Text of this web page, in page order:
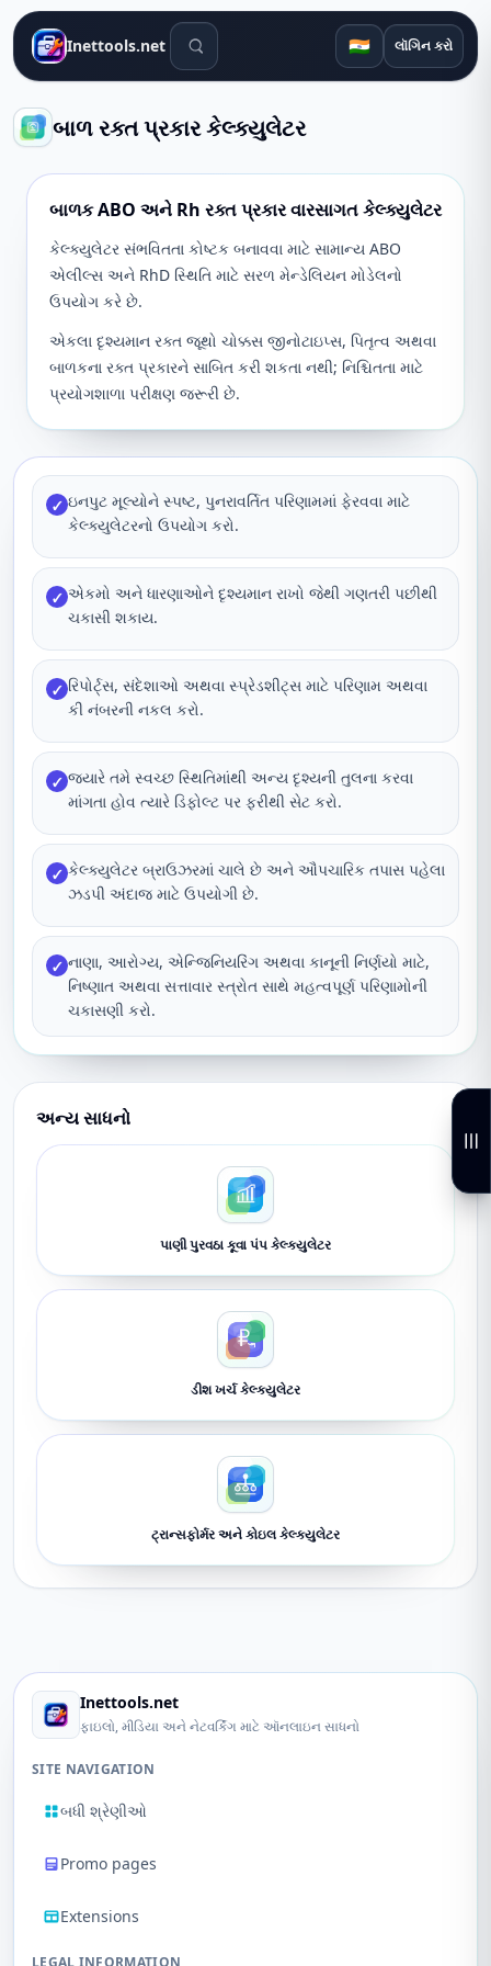
Inettools.net શોધ સાધનો 🇮🇳 લૉગિન કરો
બાળ રક્ત પ્રકાર કેલ્ક્યુલેટર
બાળક ABO અને Rh રક્ત પ્રકાર વારસાગત કેલ્ક્યુલેટર
કેલ્ક્યુલેટર સંભવિતતા કોષ્ટક બનાવવા માટે સામાન્ય ABO
એલીલ્સ અને RhD સ્થિતિ માટે સરળ મેન્ડેલિયન મોડેલનો
ઉપયોગ કરે છે.
એકલા દૃશ્યમાન રક્ત જૂથો ચોક્કસ જીનોટાઇપ્સ, પિતૃત્વ અથવા
બાળકના રક્ત પ્રકારને સાબિત કરી શકતા નથી; નિશ્ચિતતા માટે
પ્રયોગશાળા પરીક્ષણ જરૂરી છે.
✓ ઇનપુટ મૂલ્યોને સ્પષ્ટ, પુનરાવર્તિત પરિણામમાં ફેરવવા માટે
કેલ્ક્યુલેટરનો ઉપયોગ કરો.
✓ એકમો અને ધારણાઓને દૃશ્યમાન રાખો જેથી ગણતરી પછીથી
ચકાસી શકાય.
✓ રિપોર્ટ્સ, સંદેશાઓ અથવા સ્પ્રેડશીટ્સ માટે પરિણામ અથવા
કી નંબરની નકલ કરો.
✓ જ્યારે તમે સ્વચ્છ સ્થિતિમાંથી અન્ય દૃશ્યની તુલના કરવા
માંગતા હોવ ત્યારે ડિફોલ્ટ પર ફરીથી સેટ કરો.
✓ કેલ્ક્યુલેટર બ્રાઉઝરમાં ચાલે છે અને ઔપચારિક તપાસ પહેલા
ઝડપી અંદાજ માટે ઉપયોગી છે.
✓ નાણા, આરોગ્ય, એન્જિનિયરિંગ અથવા કાનૂની નિર્ણયો માટે,
નિષ્ણાત અથવા સત્તાવાર સ્ત્રોત સાથે મહત્વપૂર્ણ પરિણામોની
ચકાસણી કરો.
અન્ય સાધનો
પાણી પુરવઠા કૂવા પંપ કેલ્ક્યુલેટર
ડીશ ખર્ચ કેલ્ક્યુલેટર
ટ્રાન્સફોર્મર અને કોઇલ કેલ્ક્યુલેટર
Inettools.net
ફાઇલો, મીડિયા અને નેટવર્કિંગ માટે ઑનલાઇન સાધનો
SITE NAVIGATION
બધી શ્રેણીઓ
Promo pages
Extensions
LEGAL INFORMATION